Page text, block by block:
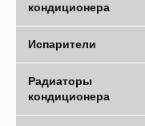
кондиционера
Испарители
Радиаторы
кондиционера